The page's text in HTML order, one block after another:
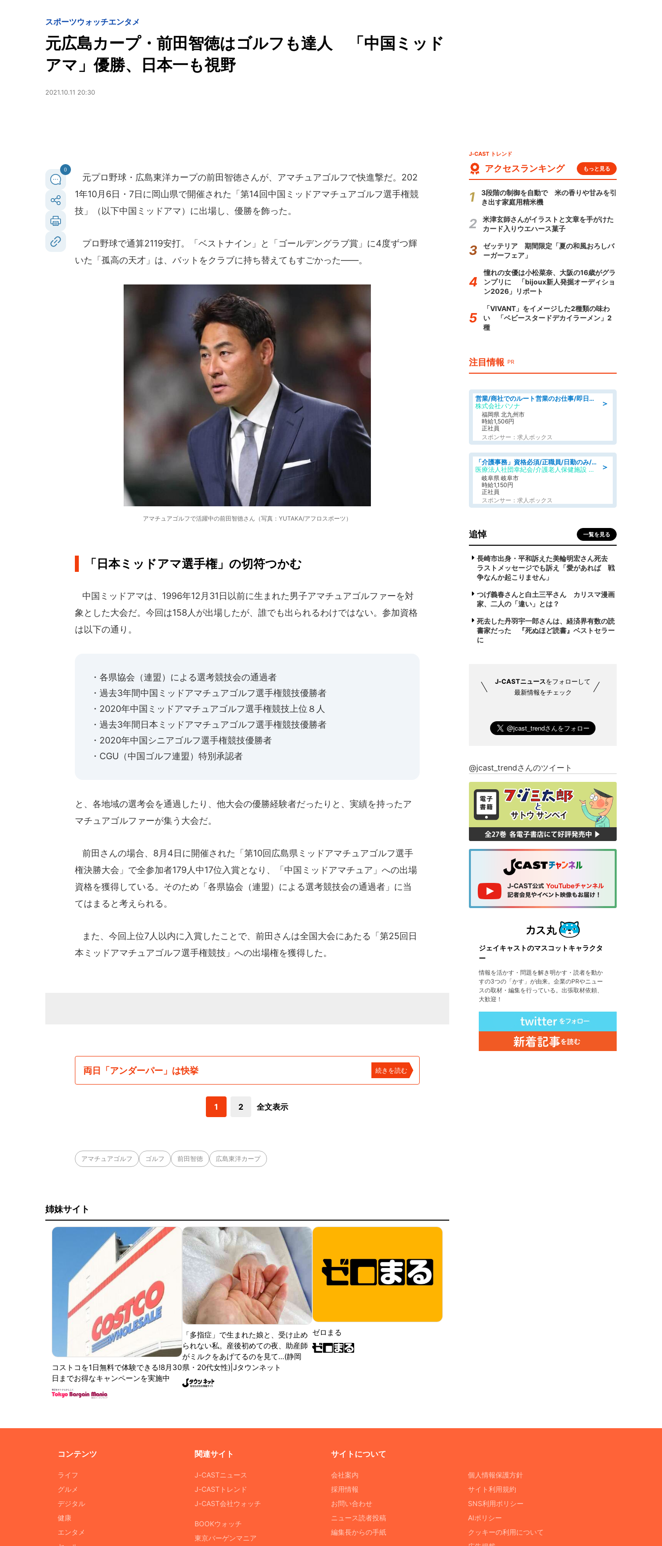
スポーツウォッチエンタメ
元広島カープ・前田智徳はゴルフも達人 「中国ミッド
アマ」優勝、日本一も視野
2021.10.11 20:30
0
元プロ野球・広島東洋カープの前田智徳さんが、アマチュアゴルフで快進撃だ。202
1年10月6日・7日に岡山県で開催された「第14回中国ミッドアマチュアゴルフ選手権競
技」（以下中国ミッドアマ）に出場し、優勝を飾った。
プロ野球で通算2119安打。「ベストナイン」と「ゴールデングラブ賞」に4度ずつ輝
いた「孤高の天才」は、バットをクラブに持ち替えてもすごかった――。
アマチュアゴルフで活躍中の前田智徳さん（写真：YUTAKA/アフロスポーツ）
「日本ミッドアマ選手権」の切符つかむ
中国ミッドアマは、1996年12月31日以前に生まれた男子アマチュアゴルファーを対
象とした大会だ。今回は158人が出場したが、誰でも出られるわけではない。参加資格
は以下の通り。
・各県協会（連盟）による選考競技会の通過者
・過去3年間中国ミッドアマチュアゴルフ選手権競技優勝者
・2020年中国ミッドアマチュアゴルフ選手権競技上位８人
・過去3年間日本ミッドアマチュアゴルフ選手権競技優勝者
・2020年中国シニアゴルフ選手権競技優勝者
・CGU（中国ゴルフ連盟）特別承認者
と、各地域の選考会を通過したり、他大会の優勝経験者だったりと、実績を持ったア
マチュアゴルファーが集う大会だ。
前田さんの場合、8月4日に開催された「第10回広島県ミッドアマチュアゴルフ選手
権決勝大会」で全参加者179人中17位入賞となり、「中国ミッドアマチュア」への出場
資格を獲得している。そのため「各県協会（連盟）による選考競技会の通過者」に当
てはまると考えられる。
また、今回上位7人以内に入賞したことで、前田さんは全国大会にあたる「第25回日
本ミッドアマチュアゴルフ選手権競技」への出場権を獲得した。
両日「アンダーパー」は快挙 続きを読む
1 2 全文表示
アマチュアゴルフ ゴルフ 前田智徳 広島東洋カープ
姉妹サイト
コストコを1日無料で体験できる!8月30
日までお得なキャンペーンを実施中
「多指症」で生まれた娘と、受け止め
られない私。産後初めての夜、助産師
がミルクをあげてるのを見て...(静岡
県・20代女性)|Jタウンネット
ゼロまる
J-CAST トレンド
アクセスランキング もっと見る
3段階の制御を自動で 米の香りや甘みを引
き出す家庭用精米機
米津玄師さんがイラストと文章を手がけた
カード入りウエハース菓子
ゼッテリア 期間限定「夏の和風おろしバ
ーガーフェア」
憧れの女優は小松菜奈、大阪の16歳がグラ
ンプリに 「bijoux新人発掘オーディショ
ン2026」リポート
「VIVANT」をイメージした2種類の味わ
い 「ベビースタードデカイラーメン」2
種
注目情報 PR
＞
営業/商社でのルート営業のお仕事/即日勤務可/車通勤可/営業
株式会社パソナ
福岡県 北九州市
時給1,506円
正社員
スポンサー：求人ボックス
＞
「介護事務」資格必須/正職員/日勤のみ/介護老人保健施設
医療法人社団幸紀会/介護老人保健施設 グリーンビラ安江
岐阜県 岐阜市
時給1,150円
正社員
スポンサー：求人ボックス
追悼 一覧を見る
長崎市出身・平和訴えた美輪明宏さん死去
ラストメッセージでも訴え「愛があれば 戦
争なんか起こりません」
つげ義春さんと白土三平さん カリスマ漫画
家、二人の「違い」とは？
死去した丹羽宇一郎さんは、経済界有数の読
書家だった 『死ぬほど読書』ベストセラー
に
J-CASTニュースをフォローして
最新情報をチェック
@jcast_trendさんのツイート
ジェイキャストのマスコットキャラクタ
ー
情報を活かす・問題を解き明かす・読者を動か
すの3つの「かす」が由来。企業のPRやニュー
スの取材・編集を行っている。出張取材依頼、
大歓迎！
コンテンツ
ライフ
グルメ
デジタル
健康
エンタメ
関連サイト
J-CASTニュース
J-CASTトレンド
J-CAST会社ウォッチ
BOOKウォッチ
東京バーゲンマニア
サイトについて
会社案内
採用情報
お問い合わせ
ニュース読者投稿
編集長からの手紙
個人情報保護方針
サイト利用規約
SNS利用ポリシー
AIポリシー
クッキーの利用について